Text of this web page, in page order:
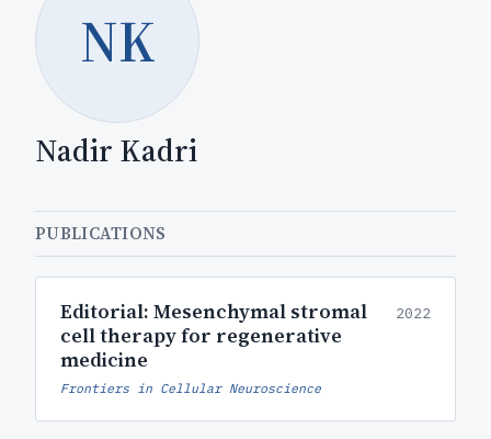
NK
Nadir Kadri
PUBLICATIONS
Editorial: Mesenchymal stromal
cell therapy for regenerative
medicine
2022
Frontiers in Cellular Neuroscience